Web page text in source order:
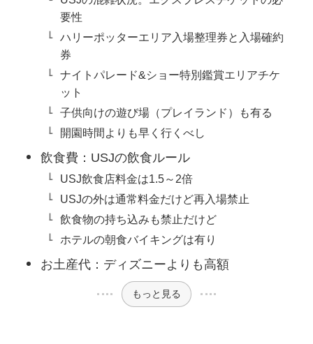
要性
ハリーポッターエリア入場整理券と入場確約
券
ナイトパレード&ショー特別鑑賞エリアチケ
ット
子供向けの遊び場（プレイランド）も有る
開園時間よりも早く行くべし
飲食費：USJの飲食ルール
USJ飲食店料金は1.5～2倍
USJの外は通常料金だけど再入場禁止
飲食物の持ち込みも禁止だけど
ホテルの朝食バイキングは有り
お土産代：ディズニーよりも高額
もっと見る